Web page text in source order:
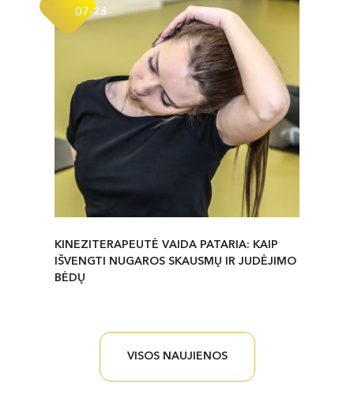
KINEZITERAPEUTĖ VAIDA PATARIA: KAIP
IŠVENGTI NUGAROS SKAUSMŲ IR JUDĖJIMO
BĖDŲ
07-28
VISOS NAUJIENOS